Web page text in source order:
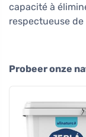
capacité à
respectueuse
Probeer onze